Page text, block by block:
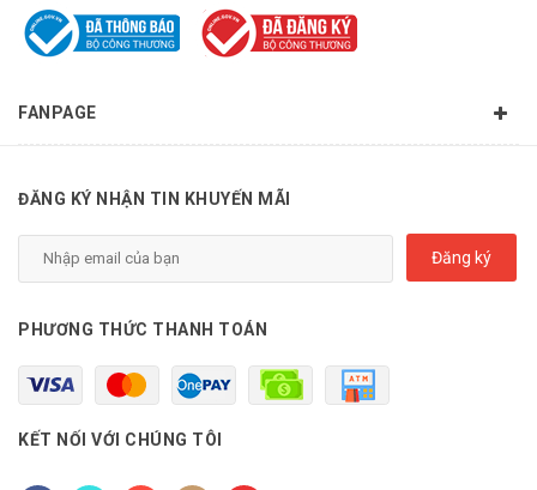
FANPAGE
ĐĂNG KÝ NHẬN TIN KHUYẾN MÃI
Đăng ký
PHƯƠNG THỨC THANH TOÁN
KẾT NỐI VỚI CHÚNG TÔI